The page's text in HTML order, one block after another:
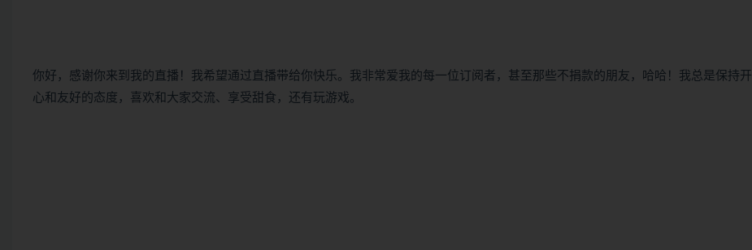
你好，感谢你来到我的直播！我希望通过直播带给你快乐。我非常爱我的每一位订阅者，甚至那些不捐款的朋友，哈哈！我总是保持开
心和友好的态度，喜欢和大家交流、享受甜食，还有玩游戏。